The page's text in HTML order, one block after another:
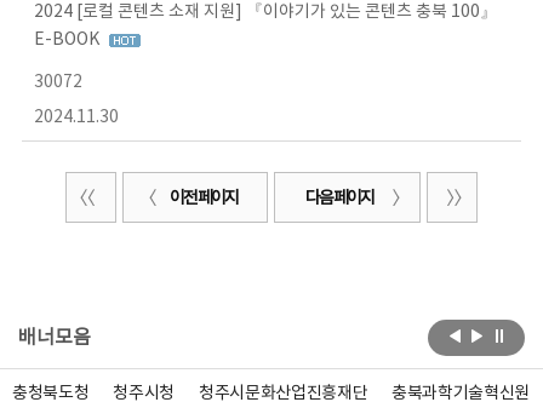
2024 [로컬 콘텐츠 소재 지원] 『이야기가 있는 콘텐츠 충북 100』
E-BOOK
30072
2024.11.30
이전 페이지 다음 페이지
배너모음
충청북도청 청주시청 청주시문화산업진흥재단 충북과학기술혁신원